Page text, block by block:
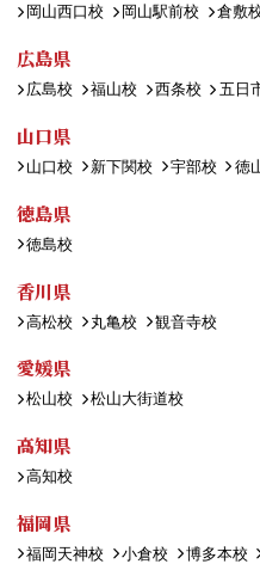
岡山西口校 岡山駅前校 倉敷
広島県
広島校 福山校 西条校 五日
山口県
山口校 新下関校 宇部校 徳
徳島県
徳島校
香川県
高松校 丸亀校 観音寺校
愛媛県
松山校 松山大街道校
高知県
高知校
福岡県
福岡天神校 小倉校 博多本校